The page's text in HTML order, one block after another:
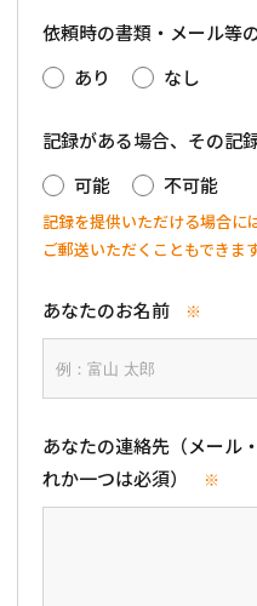
依頼時の書類・メール等
あり
なし
記録がある場合、その記
可能
不可能
記録を提供いただける場合に
ご郵送いただくこともできま
あなたのお名前 ※
あなたの連絡先（メール
れか一つは必須）
※